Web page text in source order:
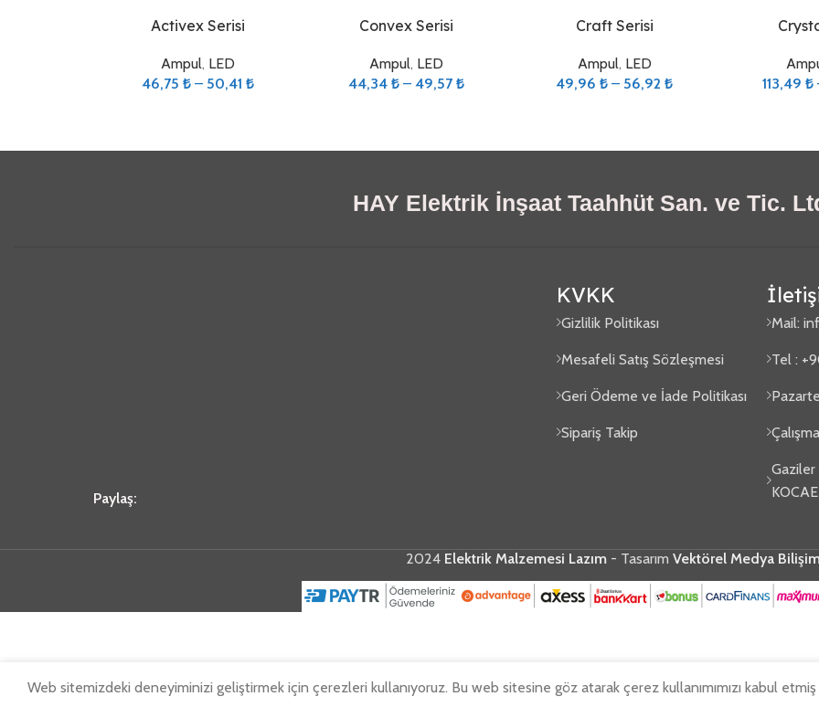
SeçeneklerActivex Serisi
Ampul, LED
46,75 ₺ – 50,41 ₺
SeçeneklerConvex Serisi
Ampul, LED
44,34 ₺ – 49,57₺
Craft Serisi
Ampul, LED
49,96 ₺ – 56,92 ₺
Seçenekler
113,49 ₺
HAY Elektrik İnşaat Taahhüt San. ve Tic.
Paylaş:
KVKK
Gizlilik Politikası
Mesafeli Satış Sözleşmesi
Geri Ödeme ve İade Politikası
Sipariş Takip
Mail:
Tel :
Gaziler
2024 Elektrik Malzemesi Lazım- Tasarım Vektörel Medya
Web sitemizdeki deneyiminizi geliştirmek için çerezleri kullanıyoruz. Bu web sitesine göz atarak çerez kullanımımızı kabul